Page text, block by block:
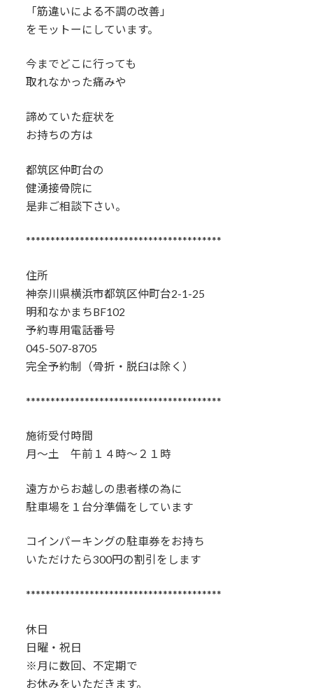
「筋違いによる不調の改善」
をモットーにしています。
今までどこに行っても
取れなかった痛みや
諦めていた症状を
お持ちの方は
都筑区仲町台の
健湧接骨院に
是非ご相談下さい。
****************************************
住所
神奈川県横浜市都筑区仲町台2-1-25
明和なかまちBF102
予約専用電話番号
045-507-8705
完全予約制（骨折・脱臼は除く）
****************************************
施術受付時間
月～土 午前１４時～２１時
遠方からお越しの患者様の為に
駐車場を１台分準備をしています
コインパーキングの駐車券をお持ち
いただけたら300円の割引をします
****************************************
休日
日曜・祝日
※月に数回、不定期で
お休みをいただきます。